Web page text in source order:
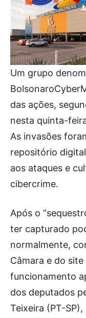
Um grupo
das ações,
nesta quinta-
As invasões
repositório
aos ataques e
cibercrime.
Após o
ter capturado
normalmente,
Câmara e do
funcionamento
dos deputados
Teixeira (PT-